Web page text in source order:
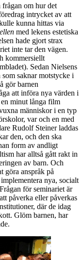
om hur det
intrycket av att
kunna hittas via
med lekens estetiska
hade gjort strax
inte tar den vägen.
kommersiellt
Sedan Nielsens
saknar motstycke i
gör barnen
att införa nya värden i
minut långa film
människor i en typ
var och en med
Rudolf Steiner laddas
den, och den ska
form av andligt
har alltså gått rakt in
av barn. Och
göra anspråk på
nya, socialt
för seminariet är
påverka eller påverkas
där de idag
Glöm barnen, har